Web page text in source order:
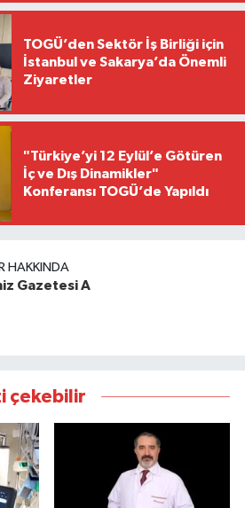
TOGÜ’den Sektör İş Birliği için
İstanbul ve Sakarya’da Önemli
Ziyaretler
"Türkiye’yi 12 Eylül’e Götüren
İç ve Dış Dinamikler"
Konferansı TOGÜ’de Yapıldı
HAKKINDA
Gazetesi A
çekebilir